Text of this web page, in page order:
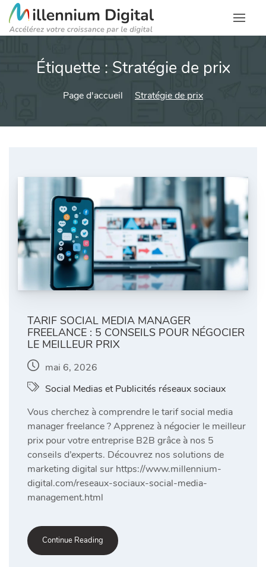
Étiquette : Stratégie de prix
Page d'accueil Stratégie de prix
TARIF SOCIAL MEDIA MANAGER
FREELANCE : 5 CONSEILS POUR NÉGOCIER
LE MEILLEUR PRIX
mai 6, 2026
Social Medias et Publicités réseaux sociaux
Vous cherchez à comprendre le tarif social media
manager freelance ? Apprenez à négocier le meilleur
prix pour votre entreprise B2B grâce à nos 5
conseils d’experts. Découvrez nos solutions de
marketing digital sur https://www.millennium-
digital.com/reseaux-sociaux-social-media-
management.html
Continue Reading